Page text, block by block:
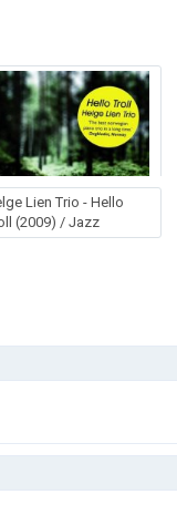
Lien Trio - Hello
(2009) / Jazz